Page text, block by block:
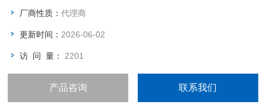
厂商性质：代理商
更新时间： 2026-06-02
访 问 量： 2201
产品咨询 联系我们